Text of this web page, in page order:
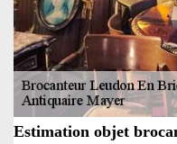
Estimation objet